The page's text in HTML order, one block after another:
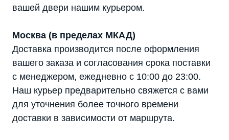
вашей двери нашим курьером.
Москва (в пределах МКАД)
Доставка производится после оформления
вашего заказа и согласования срока поставки
с менеджером, ежедневно с 10:00 до 23:00.
Наш курьер предварительно свяжется с вами
для уточнения более точного времени
доставки в зависимости от маршрута.